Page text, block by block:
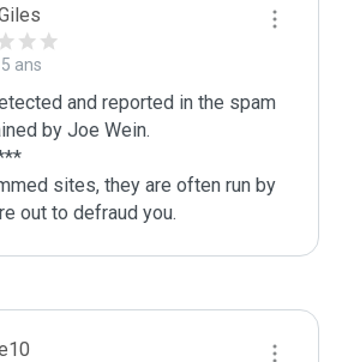
ans
and reported in the spam
by Joe Wein.
sites, they are often run by
out to defraud you.